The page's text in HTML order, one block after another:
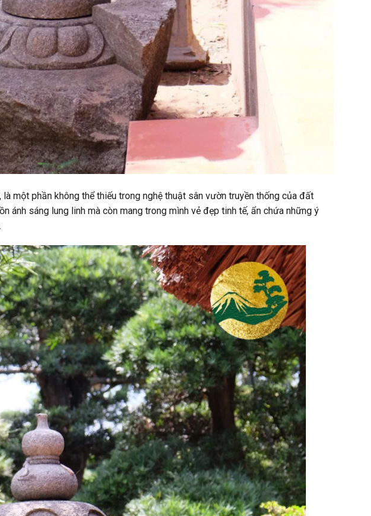
, là một phần không thể thiếu trong nghệ thuật sân vườn truyền thống của đất
ánh sáng lung linh mà còn mang trong mình vẻ đẹp tinh tế, ẩn chứa những ý